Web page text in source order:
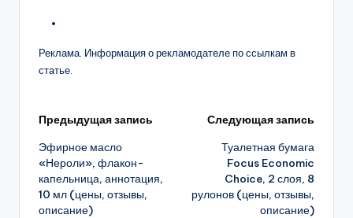
Реклама. Информация о рекламодателе по ссылкам в
статье.
Навигация
записи
Предыдущая запись
Эфирное масло
«Нероли», флакон-
капельница, аннотация,
10 мл (цены, отзывы,
описание)
Следующая запись
Туалетная бумага
Focus Economic
Choice, 2 слоя, 8
рулонов (цены, отзывы,
описание)